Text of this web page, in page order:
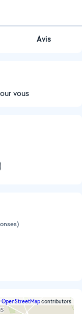
Avis
vous
OpenStreetMapcontributors